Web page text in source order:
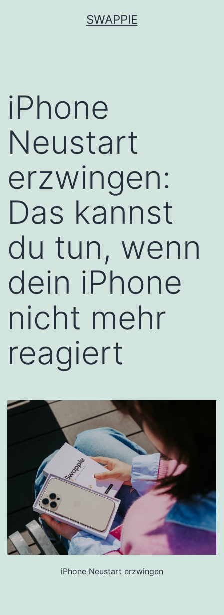
SWAPPIE
iPhone
Neustart
erzwingen:
Das kannst
du tun, wenn
dein iPhone
nicht mehr
reagiert
iPhone Neustart erzwingen